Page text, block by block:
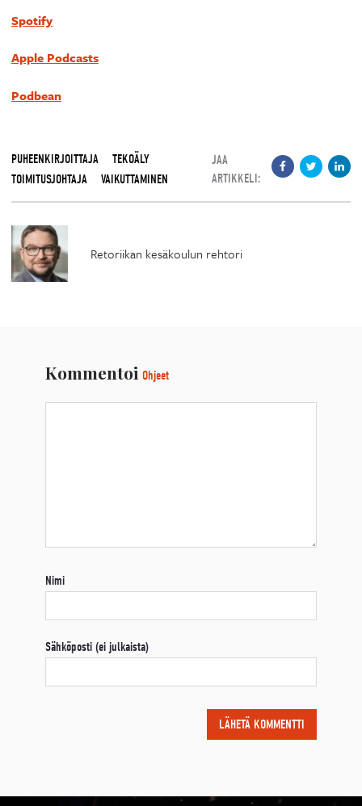
Spotify
Apple Podcasts
Podbean
PUHEENKIRJOITTAJA
TEKOÄLY
TOIMITUSJOHTAJA
VAIKUTTAMINEN
JAA
ARTIKKELI:
Retoriikan kesäkoulun rehtori
Kommentoi Ohjeet
Nimi
Sähköposti (ei julkaista)